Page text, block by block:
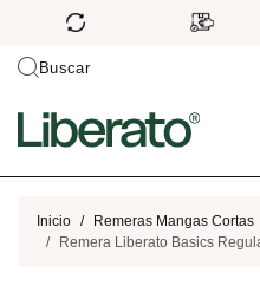
Buscar
LO NUEVO
Inicio Remeras Mangas Cortas
Remera Liberato Basics